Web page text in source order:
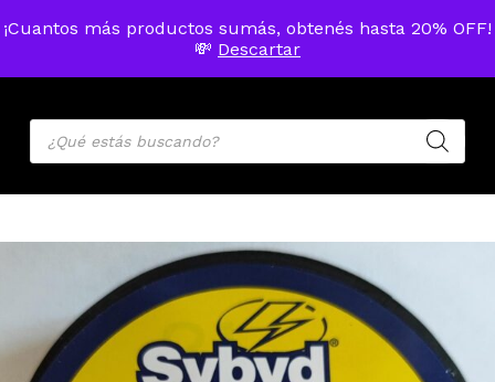
¡Cuantos más productos sumás, obtenés hasta 20% OFF!
💸 Descartar
to
content
MENU
Products
search